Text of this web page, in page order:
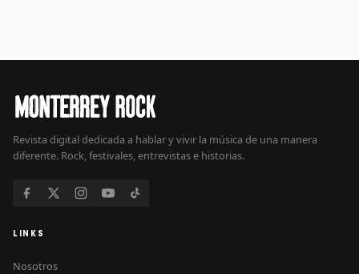
Revista digital dedicada a hablar y vivir la música de una manera
diferente. Rock, festivales, entrevistas e historias.
LINKS
Nosotros